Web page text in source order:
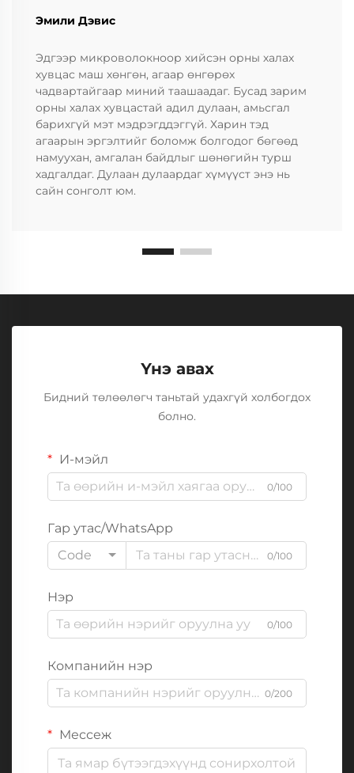
Эмили Дэвис
Эдгээр микроволокноор хийсэн орны халах
хувцас маш хөнгөн, агаар өнгөрөх
чадвартайгаар миний таашаадаг. Бусад зарим
орны халах хувцастай адил дулаан, амьсгал
барихгүй мэт мэдрэгддэггүй. Харин тэд
агаарын эргэлтийг боломж болгодог бөгөөд
намуухан, амгалан байдлыг шөнөгийн турш
хадгалдаг. Дулаан дулаардаг хүмүүст энэ нь
сайн сонголт юм.
Үнэ авах
Бидний төлөөлөгч таньтай удахгүй холбогдох
болно.
И-мэйл
0/100
Гар утас/WhatsApp
Code
0/100
Нэр
0/100
Компанийн нэр
0/200
Мессеж